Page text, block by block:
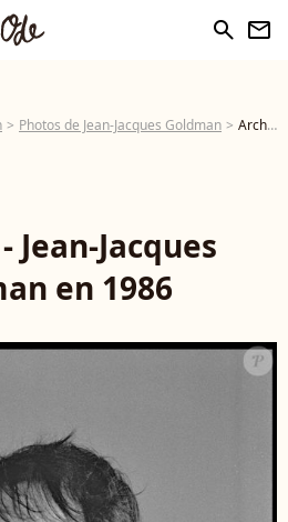
search newsletter
Photos de Jean-Jacques Goldman Archives - Jean-Jacques Goldman en 1986 - Photo
Jean-Jacques
en 1986